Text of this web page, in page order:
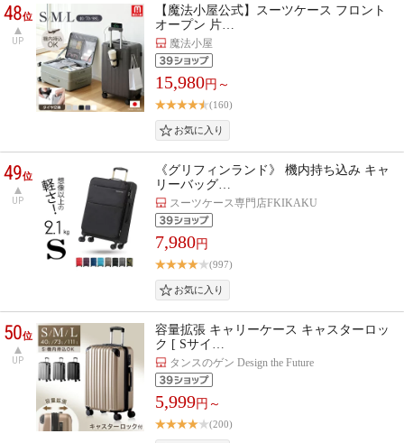
48位
UP
【魔法小屋公式】スーツケース フロント
オープン 片…
魔法小屋
15,980円～
(160)
49位
UP
《グリフィンランド》 機内持ち込み キャ
リーバッグ…
スーツケース専門店FKIKAKU
7,980円
(997)
50位
UP
容量拡張 キャリーケース キャスターロッ
ク [ Sサイ…
タンスのゲン Design the Future
5,999円～
(200)